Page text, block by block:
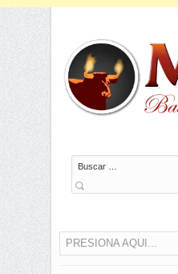
Buscar
PRESIONA AQUI...